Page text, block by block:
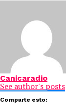
Canicaradio
See author's posts
Comparte esto: